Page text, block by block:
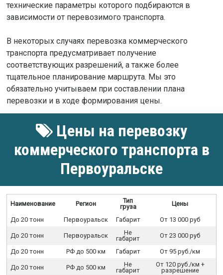
технические параметры которого подбираются в
зависимости от перевозимого транспорта.
В некоторых случаях перевозка коммерческого
транспорта предусматривает получение
соответствующих разрешений, а также более
тщательное планирование маршрута. Мы это
обязательно учитываем при составлении плана
перевозки и в ходе формирования цены.
Цены на перевозку
коммерческого транспорта в
Первоуральске
Наименование Регион
Тип
груза
Цены
До 20 тонн Первоуральск Габарит От 13 000 руб
До 20 тонн Первоуральск
Не
габарит
От 23 000 руб
До 20 тонн РФ до 500 км Габарит От 95 руб./км
До 20 тонн РФ до 500 км
Не
габарит
От 120 руб./км +
разрешение